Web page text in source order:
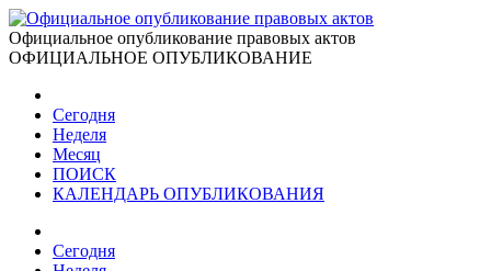
Официальное опубликование правовых актов
ОФИЦИАЛЬНОЕ ОПУБЛИКОВАНИЕ
Сегодня
Неделя
Месяц
ПОИСК
КАЛЕНДАРЬ ОПУБЛИКОВАНИЯ
Сегодня